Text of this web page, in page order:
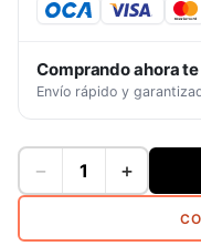
Comprando ahora
Envío rápido y
− +